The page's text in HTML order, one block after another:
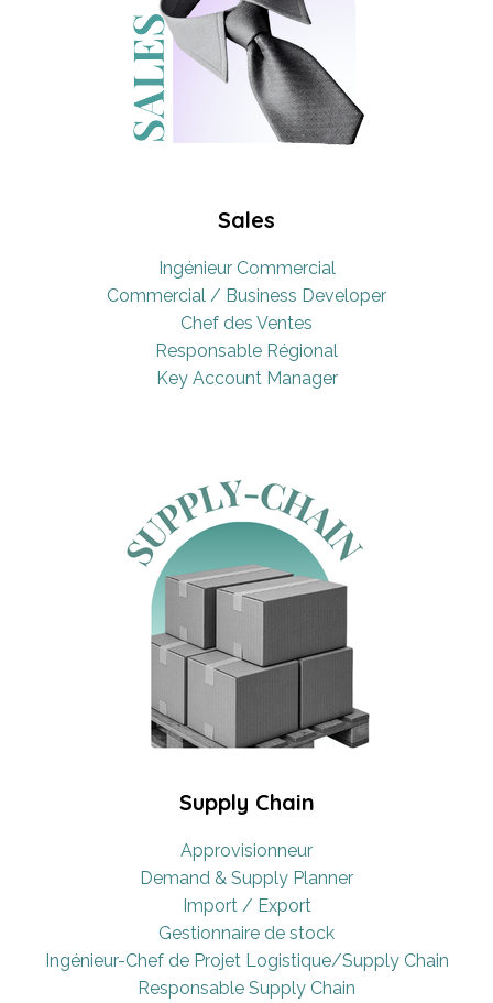
Sales
Ingénieur Commercial
Commercial / Business Developer
Chef des Ventes
Responsable Régional
Key Account Manager
Supply Chain
Approvisionneur
Demand & Supply Planner
Import / Export
Gestionnaire de stock
Ingénieur-Chef de Projet Logistique/Supply Chain
Responsable Supply Chain